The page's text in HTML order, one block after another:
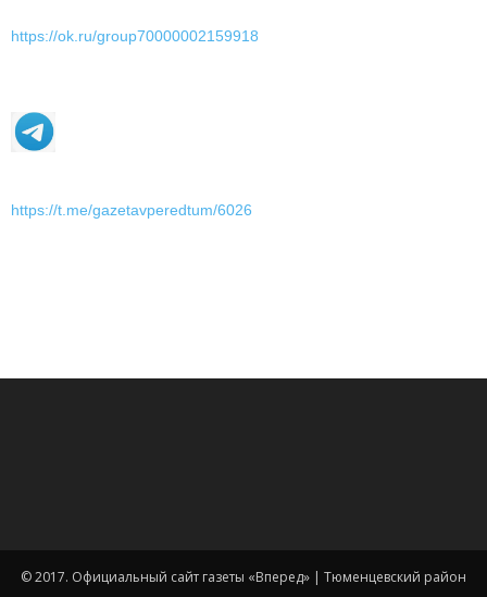
https://ok.ru/group70000002159918
https://t.me/gazetavperedtum/6026
© 2017. Официальный сайт газеты «Вперед» | Тюменцевский район